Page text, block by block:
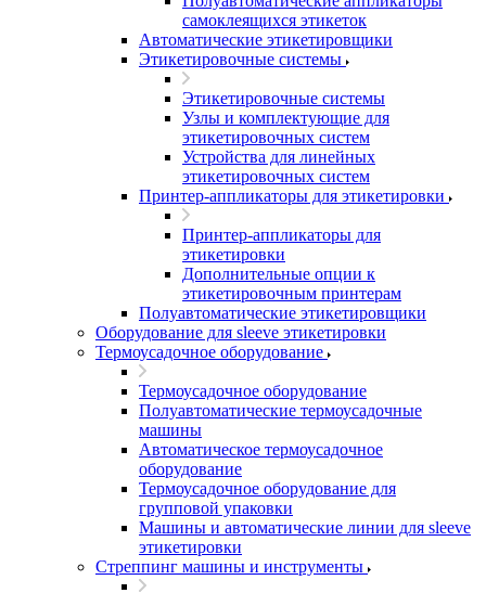
самоклеящихся этикеток
Автоматические этикетировщики
Этикетировочные системы
Этикетировочные системы
Узлы и комплектующие для
этикетировочных систем
Устройства для линейных
этикетировочных систем
Принтер-аппликаторы для этикетировки
Принтер-аппликаторы для
этикетировки
Дополнительные опции к
этикетировочным принтерам
Полуавтоматические этикетировщики
Оборудование для sleeve этикетировки
Термоусадочное оборудование
Термоусадочное оборудование
Полуавтоматические термоусадочные
машины
Автоматическое термоусадочное
оборудование
Термоусадочное оборудование для
групповой упаковки
Машины и автоматические линии для sleeve
этикетировки
Стреппинг машины и инструменты